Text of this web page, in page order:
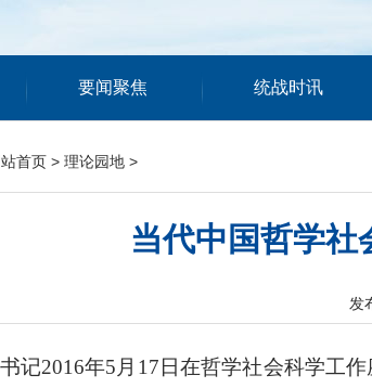
要闻聚焦 统战时讯
首页 > 理论园地 >
当代中国哲学社
发
记2016年5月17日在哲学社会科学工